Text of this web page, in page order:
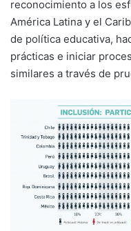
reconocimiento a los
América Latina y el
de política educativa,
prácticas e iniciar
similares a través de